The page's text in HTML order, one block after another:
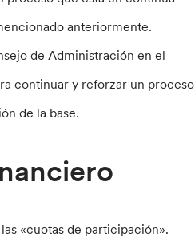
anteriormente.
de Administración en el
continuar y reforzar un proceso
de la base.
«cuotas de participación».